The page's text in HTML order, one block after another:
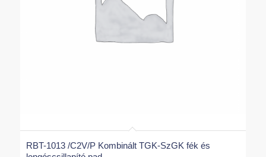
RBT-1013 /C2V/P Kombinált TGK-SzGK fék és